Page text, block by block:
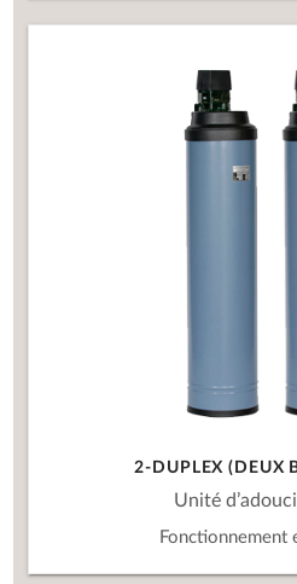
2-DUPLEX (DEUX
Unité
Fonctionnement